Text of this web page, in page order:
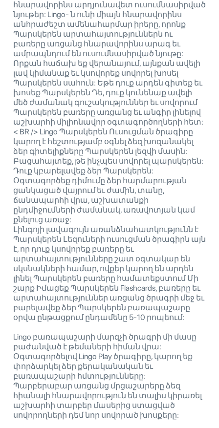
հնարավորինս արդյունավետ ուսումնասիրված
նյութեր: Lingo- ն ունի միայն հնարավորինս
անհրաժեշտ ամենահարմար իրերը, որոնք
Պարսկերեն արտահայտություններն ու
բառերը առցանց հնարավորինս արագ եւ
ամրապնդում են ուսումնասիրված նյութը:
Որքան հաճախ եք վերանայում, այնքան ավելի
լավ կիմանաք եւ կսովորեք սովորել խոսել
Պարսկերեն սահուն: Եթե ​​դուք արդեն գիտեք եւ
խոսեք Պարսկերեն Դե, դուք կունենաք ավելի
մեծ ժամանակ գուշակություններ եւ սովորում
Պարսկերեն բառերը առցանց եւ անգիր լինելով
աշխարհի միլիոնավոր օգտագործողների հետ:
< BR /> Lingo Պարսկերեն Ուսուցման ծրագիրը
կարող է հեշտությամբ օգնել ձեզ խոզանակել
ձեր գիտելիքները Պարսկերեն լեզվի մասին:
Բացահայտեք, թե ինչպես սովորել պարսկերեն:
Դուք կբարելավեք ձեր Պարսկերեն:
Օգտագործեք դիմումը ձեր հարմարության
ցանկացած վայրում եւ ժամին, տանը,
ճանապարհի վրա, աշխատանքի
ընդմիջումների ժամանակ, առավոտյան կամ
քնելուց առաջ:
Լինգոյի լավագույն առանձնահատկությունն է
Պարսկերեն Լեզուների ուսուցման ծրագիրն այն
է, որ դուք կսովորեք բառերը եւ
արտահայտությունները շատ օգտակար են
սկսնակների համար, ովքեր կարող են արդեն
լինել Պարսկերեն բառերը համատեքստում Մի
շարք Իմացեք Պարսկերեն Flashcards, բառերը եւ
արտահայտություններ առցանց ծրագրի մեջ եւ
բարելավեք ձեր Պարսկերեն բառապաշարը
օրվա ընթացքում ընդամենը 5-10 րոպեում:
Lingo բառապաշարի մարզչի ծրագրի մի մասը
բաժանված է թեմաների հիման վրա:
Օգտագործելով Lingo Play ծրագիրը, կարող եք
փորձարկել ձեր քերականական եւ
բառապաշարի հմտությունները:
Պարբերաբար առցանց մրցաշարերը ձեզ
հիանալի հնարավորություն են տալիս կիրառել
աշխարհի տարբեր մասերից ստացված
սովորողների դեմ նոր սովորած խոսքերը: